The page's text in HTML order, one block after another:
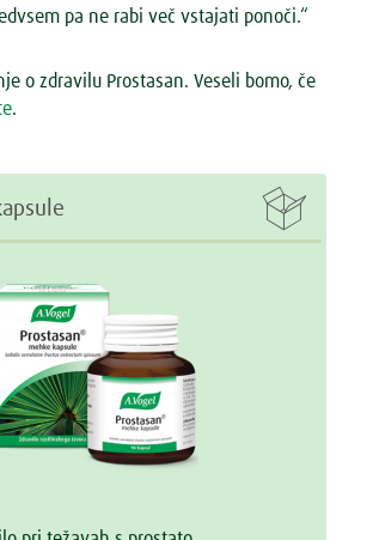
pa ne rabi več vstajati ponoči.“
o zdravilu Prostasan. Veseli bomo, če
.
